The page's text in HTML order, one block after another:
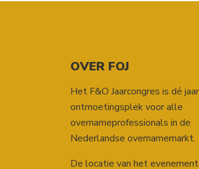
OVER FOJ
Het F&O Jaarcongres is dé
ontmoetingsplek voor alle
overnameprofessionals in de
Nederlandse overnamemarkt.
De locatie van het